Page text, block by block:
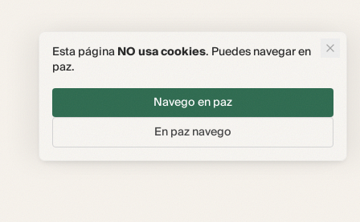
Esta páginaNO usa cookies. Puedes navegar en
paz.
Navego en paz
En paz navego